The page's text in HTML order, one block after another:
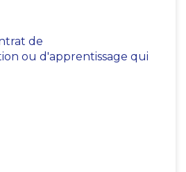
de
ou d'apprentissage qui